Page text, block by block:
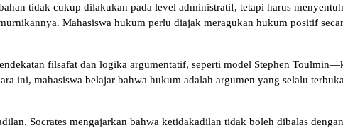
tidak cukup dilakukan pada level administratif, tetapi harus
Mahasiswa hukum perlu diajak meragukan hukum positif
filsafat dan logika argumentatif, seperti model Stephen
ini, mahasiswa belajar bahwa hukum adalah argumen yang selalu
Socrates mengajarkan bahwa ketidakadilan tidak boleh dibalas